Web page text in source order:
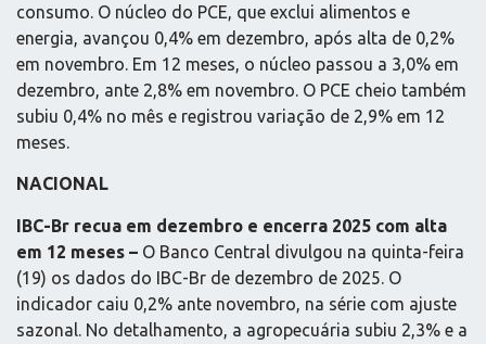
consumo. O núcleo do PCE, que exclui alimentos e
energia, avançou 0,4% em dezembro, após alta de 0,2%
em novembro. Em 12 meses, o núcleo passou a 3,0% em
dezembro, ante 2,8% em novembro. O PCE cheio também
subiu 0,4% no mês e registrou variação de 2,9% em 12
meses.
NACIONAL
IBC-Br recua em dezembro e encerra 2025 com alta
em 12 meses – O Banco Central divulgou na quinta-feira
(19) os dados do IBC-Br de dezembro de 2025. O
indicador caiu 0,2% ante novembro, na série com ajuste
sazonal. No detalhamento, a agropecuária subiu 2,3% e a